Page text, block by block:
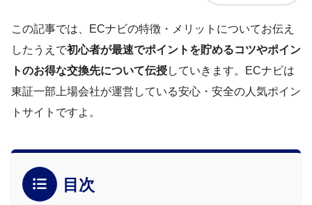
この記事では、ECナビの特徴・メリットについてお伝え
したうえで初心者が最速でポイントを貯めるコツやポイン
トのお得な交換先について伝授していきます。ECナビは
東証一部上場会社が運営している安心・安全の人気ポイン
トサイトですよ。
目次